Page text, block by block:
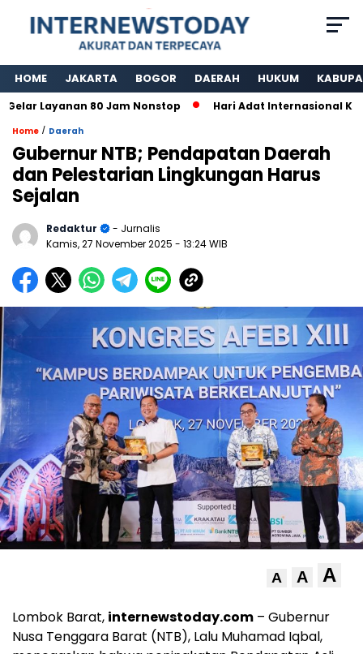
HOME JAKARTA BOGOR DAERAH HUKUM
Layanan 80 Jam Nonstop Hari Adat Internasional Ke 39
Home / Daerah
Gubernur NTB; Pendapatan Daerah
dan Pelestarian Lingkungan Harus
Sejalan
Redaktur
- Jurnalis
Kamis, 27 November 2025 - 13:24 WIB
A A A
Lombok Barat, internewstoday.com – Gubernur
Nusa Tenggara Barat (NTB), Lalu Muhamad Iqbal,